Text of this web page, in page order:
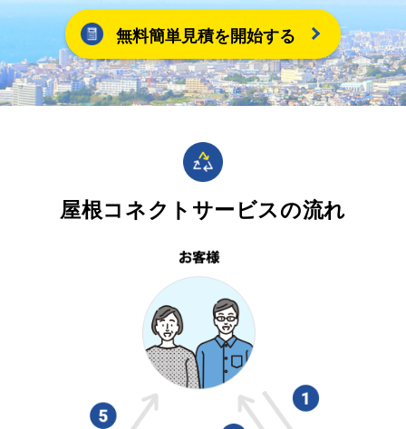
無料簡単見積を開始する
屋根コネクトサービスの流れ